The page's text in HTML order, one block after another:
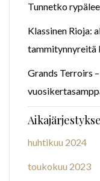
Tunnetko
Klassinen Rioja:
tammitynnyreitä
Grands Terroirs
huhtikuu 2024
toukokuu 2023